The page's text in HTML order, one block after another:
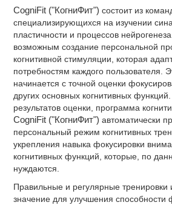
CogniFit ("КогниФит") состоит из
специализирующихся на изучении
пластичности и процессов
возможным создание персональной
когнитивной стимуляции, которая
потребностям каждого пользователя.
начинается с точной оценки
других основных когнитивных
результатов оценки, программа
CogniFit ("КогниФит") автоматически
персональный режим когнитивных
укрепления навыка фокусировки
когнитивных функций, которые, по
нуждаются.
Правильные и регулярные
значение для улучшения способности